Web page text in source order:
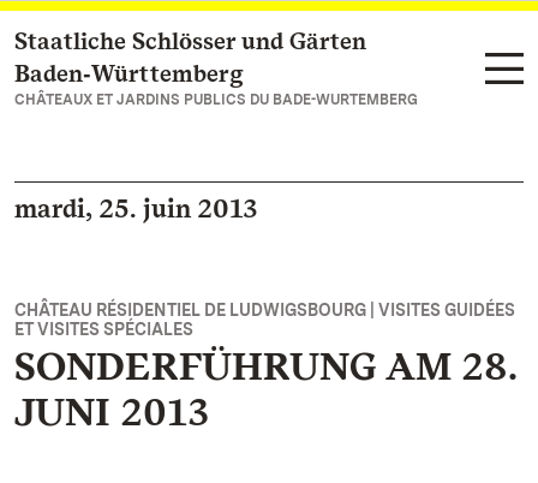
Vers la page d’accueil
Staatliche Schlösser und Gärten
Baden‑Württemberg
CHÂTEAUX ET JARDINS PUBLICS DU BADE-WURTEMBERG
mardi, 25. juin 2013
CHÂTEAU RÉSIDENTIEL DE LUDWIGSBOURG | VISITES GUIDÉES
ET VISITES SPÉCIALES
SONDERFÜHRUNG AM 28.
JUNI 2013